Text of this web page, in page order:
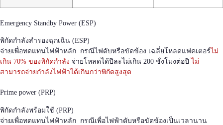
Emergency Standby Power (ESP)
พิกัดกำลังสำรองฉุกเฉิน (ESP)
จ่ายเพื่อทดแทนไฟฟ้าหลัก กรณีไฟดับหรือขัดข้อง เฉลี่ยโหลดแฟคเตอร์ไม่
เกิน 70% ของพิกัดกำลัง จ่ายโหลดได้ปีละไม่เกิน 200 ชั่งโมงต่อปี ไม่
สามารถจ่ายกำลังไฟฟ้าได้เกินกว่าพิกัดสูงสุด
Prime power (PRP)
พิกัดกำลังพร้อมใช้ (PRP)
จ่ายเพื่อทดแทนไฟฟ้าหลัก กรณีเพื่อไฟฟ้าดับหรือขัดข้องเป็นเวลานาน